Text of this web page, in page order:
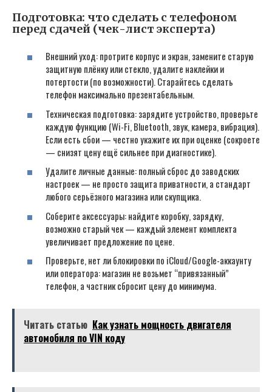
Подготовка: что сделать с телефоном
перед сдачей (чек-лист эксперта)
Внешний уход: протрите корпус и экран, замените старую
защитную плёнку или стекло, удалите наклейки и
потертости (по возможности). Старайтесь сделать
телефон максимально презентабельным.
Техническая подготовка: зарядите устройство, проверьте
каждую функцию (Wi-Fi, Bluetooth, звук, камера, вибрация).
Если есть сбои — честно укажите их при оценке (сокроете
— снизят цену ещё сильнее при диагностике).
Удалите личные данные: полный сброс до заводских
настроек — не просто защита приватности, а стандарт
любого серьёзного магазина или скупщика.
Соберите аксессуары: найдите коробку, зарядку,
возможно старый чек — каждый элемент комплекта
увеличивает предложение по цене.
Проверьте, нет ли блокировки по iCloud/Google-аккаунту
или оператора: магазин не возьмет “привязанный”
телефон, а частник сбросит цену до минимума.
Читать статью Как узнать мощность двигателя
автомобиля по VIN коду